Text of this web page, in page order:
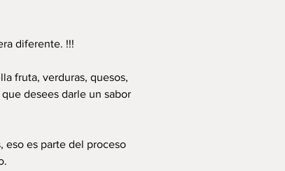
diferente. !!!
fruta, verduras, quesos,
desees darle un sabor
eso es parte del proceso